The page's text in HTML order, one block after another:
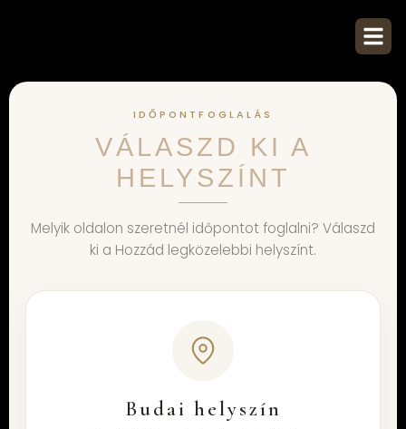
IDŐPONTFOGLALÁS
VÁLASZD KI A
HELYSZÍNT
Melyik oldalon szeretnél időpontot foglalni? Válaszd
ki a Hozzád legközelebbi helyszínt.
Budai helyszín